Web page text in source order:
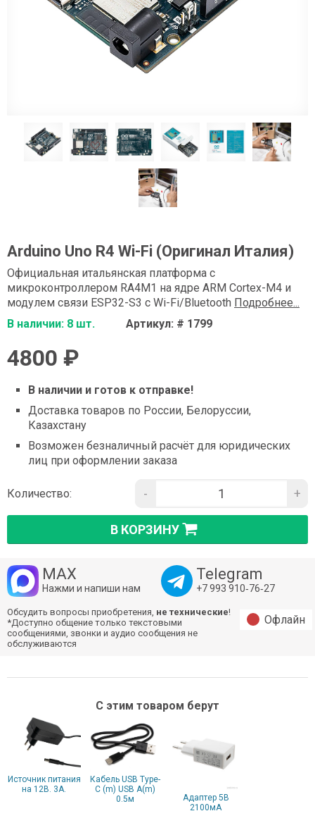
Arduino Uno R4 Wi-Fi (Оригинал Италия)
Официальная итальянская платформа c
микроконтроллером RA4M1 на ядре ARM Cortex-M4 и
модулем связи ESP32-S3 с Wi-Fi/Bluetooth Подробнее...
В наличии: 8 шт.
Артикул: # 1799
4800 ₽
В наличии и готов к отправке!
Доставка товаров по России, Белоруссии,
Казахстану
Возможен безналичный расчёт для юридических
лиц при оформлении заказа
Количество: - +
В КОРЗИНУ
MAX
Нажми и напиши нам
Telegram
+7 993 910‑76‑27
Обсудить вопросы приобретения, не технические!
*Доступно общение только текстовыми
сообщениями, звонки и аудио сообщения не
обслуживаются
Офлайн
С этим товаром берут
Источник питания
на 12В. 3А.
Кабель USB Type-
C (m) USB A(m)
0.5м
Адаптер 5В
2100мА